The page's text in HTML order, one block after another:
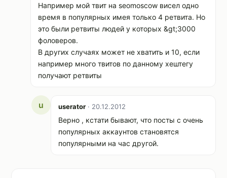
Например мой твит на seomoscow висел одно
время в популярных имея только 4 ретвита. Но
это были ретвиты людей у которых &gt;3000
фоловеров.
В других случаях может не хватить и 10, если
например много твитов по данному хештегу
получают ретвиты
u userator · 20.12.2012
Верно , кстати бывают, что посты с очень
популярных аккаунтов становятся
популярными на час другой.